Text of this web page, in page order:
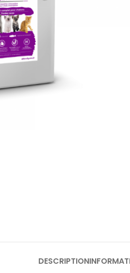
DESCRIPTION